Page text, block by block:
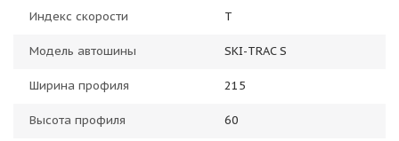
Индекс скорости T
Модель автошины SKI-TRAC S
Ширина профиля 215
Высота профиля 60